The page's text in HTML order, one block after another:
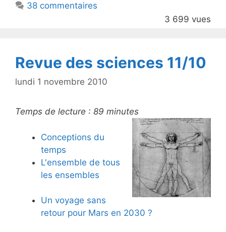
o
38 commentaires
3 699 vues
Revue des sciences 11/10
lundi 1 novembre 2010
Temps de lecture : 89 minutes
Conceptions du
temps
L'ensemble de tous
les ensembles
Un voyage sans
retour pour Mars en 2030 ?